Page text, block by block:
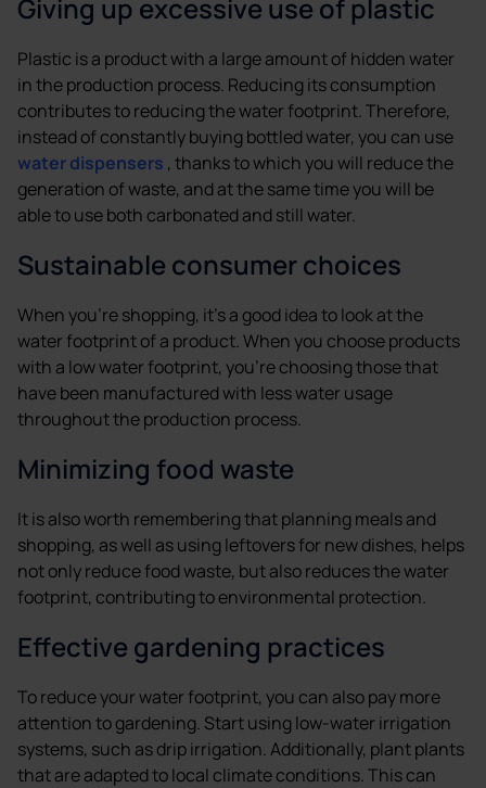
Giving up excessive use of plastic
Plastic is a product with a large amount of hidden water
in the production process. Reducing its consumption
contributes to reducing the water footprint. Therefore,
instead of constantly buying bottled water, you can use
water dispensers , thanks to which you will reduce the
generation of waste, and at the same time you will be
able to use both carbonated and still water.
Sustainable consumer choices
When you’re shopping, it’s a good idea to look at the
water footprint of a product. When you choose products
with a low water footprint, you’re choosing those that
have been manufactured with less water usage
throughout the production process.
Minimizing food waste
It is also worth remembering that planning meals and
shopping, as well as using leftovers for new dishes, helps
not only reduce food waste, but also reduces the water
footprint, contributing to environmental protection.
Effective gardening practices
To reduce your water footprint, you can also pay more
attention to gardening. Start using low-water irrigation
systems, such as drip irrigation. Additionally, plant plants
that are adapted to local climate conditions. This can